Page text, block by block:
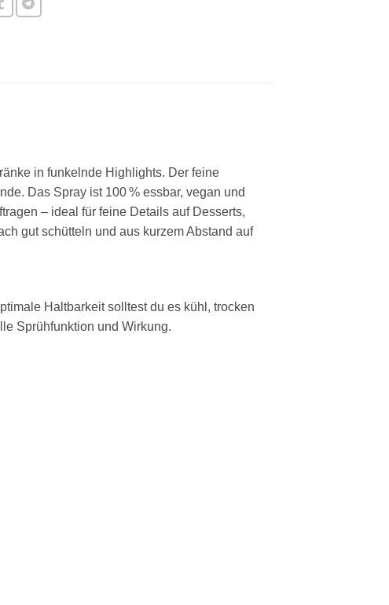
in funkelnde Highlights. Der feine
Das Spray ist 100 % essbar, vegan und
– ideal für feine Details auf Desserts,
gut schütteln und aus kurzem Abstand auf
Haltbarkeit solltest du es kühl, trocken
Sprühfunktion und Wirkung.